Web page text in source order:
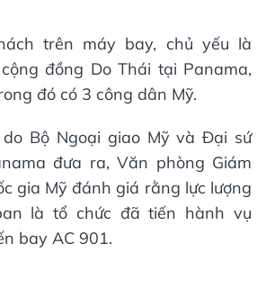
trên máy bay, chủ yếu là
đồng Do Thái tại Panama,
đó có 3 công dân Mỹ.
Bộ Ngoại giao Mỹ và Đại sứ
đưa ra, Văn phòng Giám
gia Mỹ đánh giá rằng lực lượng
là tổ chức đã tiến hành vụ
bay AC 901.